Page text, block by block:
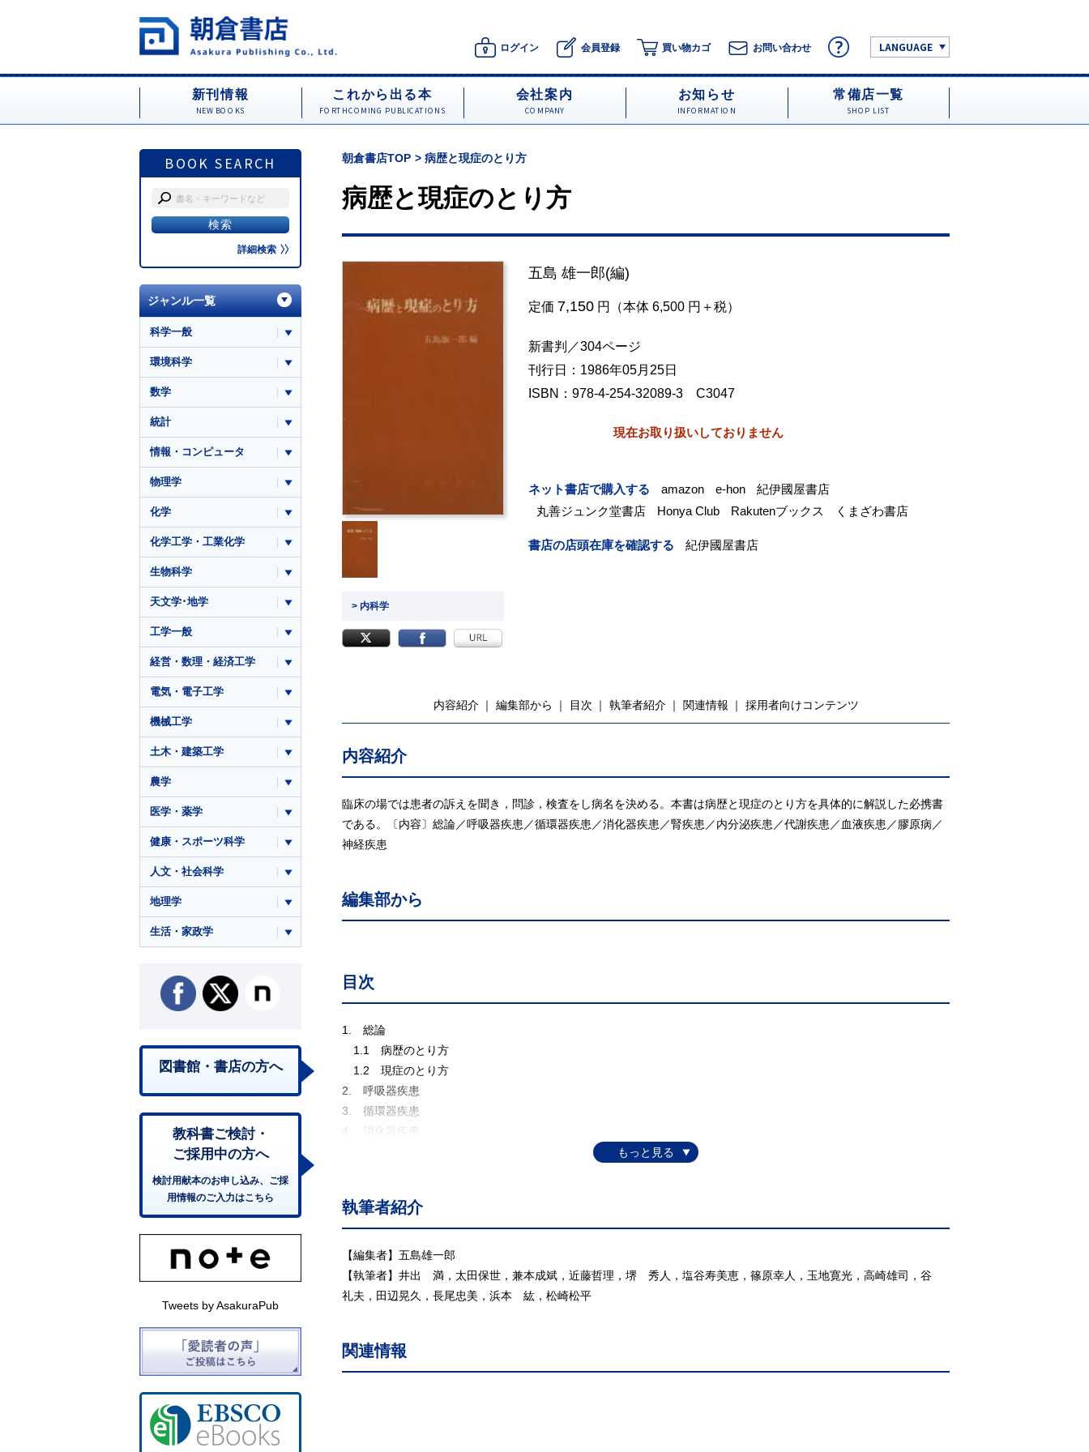
ログイン 会員登録 買い物カゴ お問い合わせ LANGUAGE
新刊情報
NEW BOOKS
これから出る本
FORTHCOMING PUBLICATIONS
会社案内
COMPANY
お知らせ
INFORMATION
常備店一覧
SHOP LIST
BOOK SEARCH
詳細検索
朝倉書店TOP 病歴と現症のとり方
病歴と現症のとり方
> 内科学
五島 雄一郎(編)
定価 7,150 円（本体 6,500 円＋税）
新書判／304ページ
刊行日：1986年05月25日
ISBN：978-4-254-32089-3 C3047
現在お取り扱いしておりません
ネット書店で購入する amazon e-hon
紀伊國屋書店
丸善ジュンク堂書店
Honya Club Rakutenブックス くまざわ書店
書店の店頭在庫を確認する 紀伊國屋書店
内容紹介 編集部から 目次 執筆者紹介 関連情報 採用者向けコンテンツ
内容紹介
臨床の場では患者の訴えを聞き，問診，検査をし病名を決める。本書は病歴と現症のとり方を具体的に解説した必携書
である。〔内容〕総論／呼吸器疾患／循環器疾患／消化器疾患／腎疾患／内分泌疾患／代謝疾患／血液疾患／膠原病／
神経疾患
編集部から
目次
1. 総論
1.1 病歴のとり方
1.2 現症のとり方
2. 呼吸器疾患
3. 循環器疾患
4. 消化器疾患
8. 血液疾患
9. 膠原病
10. 神経疾患
11. 索 引
執筆者紹介
【編集者】五島雄一郎
【執筆者】井出 満，太田保世，兼本成斌，近藤哲理，堺 秀人，塩谷寿美恵，篠原幸人，玉地寛光，高崎雄司，谷
礼夫，田辺晃久，長尾忠美，浜本 紘，松崎松平
関連情報
ジャンル一覧
科学一般
環境科学
数学
統計
情報・コンピュータ
物理学
化学
化学工学・工業化学
生物科学
天文学･地学
工学一般
経営・数理・経済工学
電気・電子工学
機械工学
土木・建築工学
農学
医学・薬学
健康・スポーツ科学
人文・社会科学
地理学
生活・家政学
図書館・書店の方へ
教科書ご検討・
ご採用中の方へ
検討用献本のお申し込み、ご採
用情報のご入力はこちら
Tweets by AsakuraPub